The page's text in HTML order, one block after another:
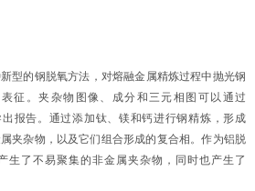
型的钢脱氧方法，对熔融金属精炼过程中抛光钢
征。夹杂物图像、成分和三元相图可以通过
出报告。通过添加钛、镁和钙进行钢精炼，形成
夹杂物，以及它们组合形成的复合相。作为铝脱
生了不易聚集的非金属夹杂物，同时也产生了